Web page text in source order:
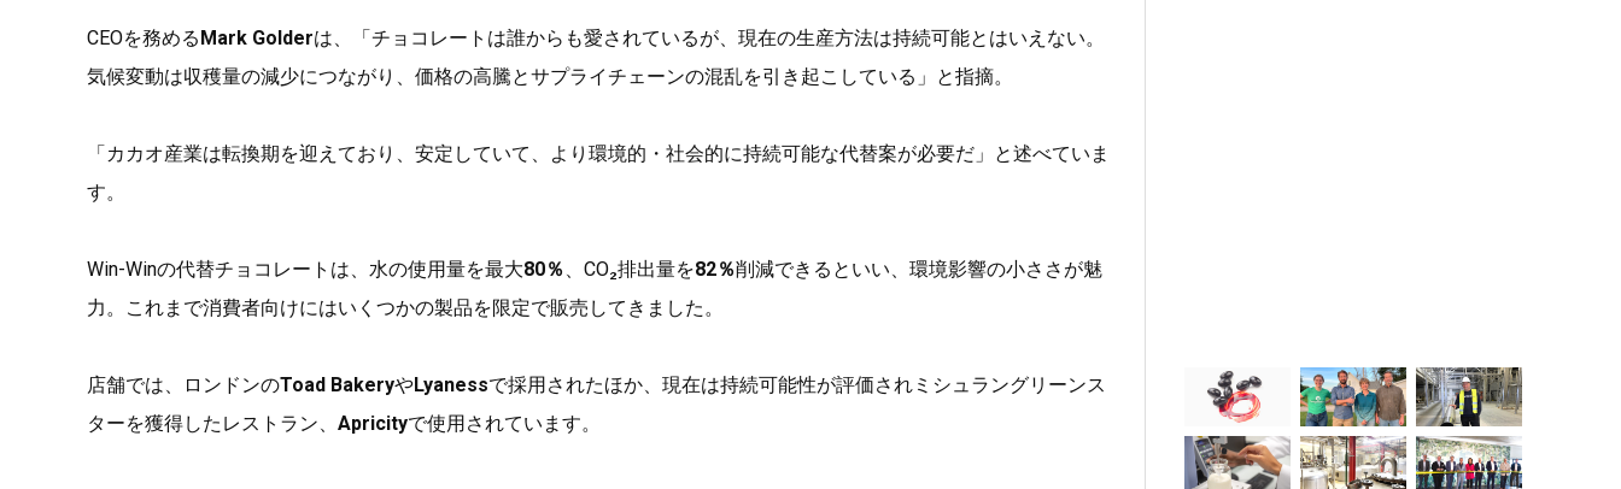
CEOを務める Mark Golderは、「チョコレートは誰からも愛されているが、現在の生産方法は持続可能とはいえない。
気候変動は収穫量の減少につながり、価格の高騰とサプライチェーンの混乱を引き起こしている」と指摘。
「カカオ産業は転換期を迎えており、安定していて、より環境的・社会的に持続可能な代替案が必要だ」と述べていま
す。
Win-Winの代替チョコレートは、水の使用量を最大80％ 、CO₂排出量を82％削減できるといい、環境影響の小ささが魅
力。これまで消費者向けにはいくつかの製品を限定で販売してきました。
店舗では、ロンドンのToad BakeryやLyanessで採用されたほか、現在は持続可能性が評価されミシュラングリーンス
ターを獲得したレストラン、 Apricityで使用されています。